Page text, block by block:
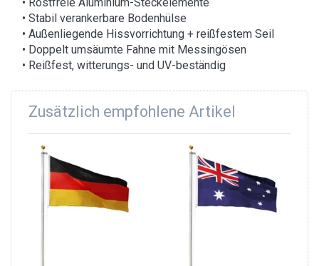
• Stabil verankerbare Bodenhülse
• Außenliegende Hissvorrichtung + reißfestem Seil
• Doppelt umsäumte Fahne mit Messingösen
• Reißfest, witterungs- und UV-beständig
Zusätzlich empfohlene Artikel